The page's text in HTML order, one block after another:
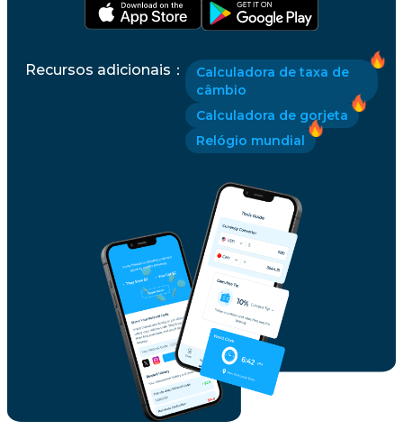
Recursos adicionais ：
Calculadora de taxa de
câmbio
Calculadora de gorjeta
Relógio mundial